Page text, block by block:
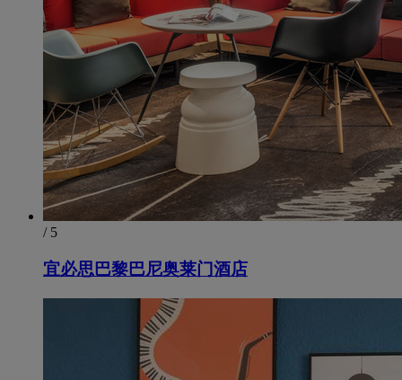
/ 5
宜必思巴黎巴尼奥莱门酒店